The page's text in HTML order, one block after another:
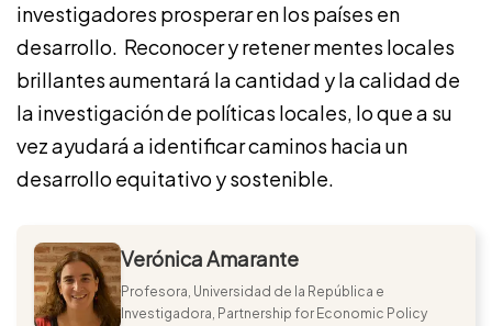
investigadores prosperar en los países en
desarrollo. Reconocer y retener mentes locales
brillantes aumentará la cantidad y la calidad de
la investigación de políticas locales, lo que a su
vez ayudará a identificar caminos hacia un
desarrollo equitativo y sostenible.
Verónica Amarante
Profesora, Universidad de la República e
Investigadora, Partnership for Economic Policy